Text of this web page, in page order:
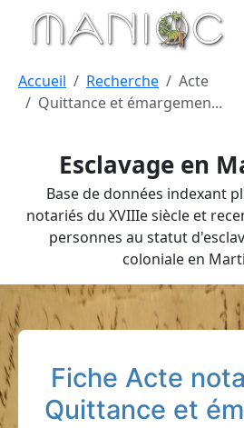
Aller au contenu principal
Esclavage en
Base de données indexant
notariés du XVIIIe siècle et
personnes au statut
coloniale en
Accueil Recherche
Acte
Quittance et émargemen...
Fiche Acte
Quittance et